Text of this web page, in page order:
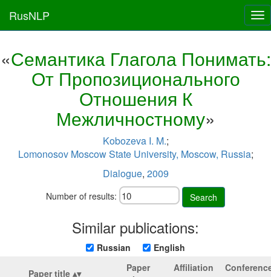
RusNLP
«Семантика Глагола Понимать:
От Пропозиционального
Отношения К
Межличностному»
Kobozeva I. M.;
Lomonosov Moscow State University, Moscow, Russia;
Dialogue, 2009
Number of results: Search
Similar publications:
Russian English
Paper title
Paper
Affiliation